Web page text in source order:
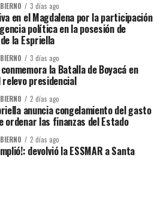
3 días ago
en el Magdalena por la participación
política en la posesión de
la Espriella
3 días ago
la Batalla de Boyacá en
relevo presidencial
2 días ago
anuncia congelamiento del gasto
ordenar las finanzas del Estado
2 días ago
devolvió la ESSMAR a Santa